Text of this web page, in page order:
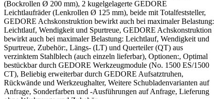
(Bockrollen Ø 200 mm), 2 kugelgelagerte GEDORE
Leichtlaufräder (Lenkrollen Ø 125 mm), beide mit Totalfeststeller,
GEDORE Achskonstruktion bewirkt auch bei maximaler Belastung:
Leichtlauf, Wendigkeit und Spurtreue, GEDORE Achskonstruktion
bewirkt auch bei maximaler Belastung: Leichtlauf, Wendigkeit und
Spurtreue, Zubehör:, Längs- (LT) und Querteiler (QT) aus
verzinktem Stahlblech (auch einzeln lieferbar), Optionen:, Optimal
bestückbar durch GEDORE Werkzeugmodule (No. 1500 ES/1500
CT), Beliebig erweiterbar durch GEDORE Aufsatztruhen,
Rückwände und Werkzeughalter, Weitere Schubladenvarianten auf
Anfrage, Sonderfarben und -Ausführungen auf Anfrage, Lieferung